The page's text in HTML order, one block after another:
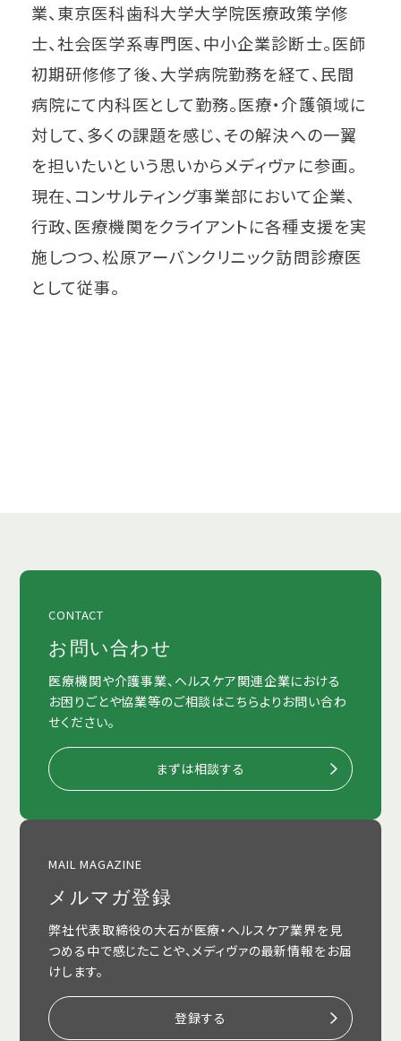
業、東京医科歯科大学大学院医療政策学修
士、社会医学系専門医、中小企業診断士。医師
初期研修修了後、大学病院勤務を経て、民間
病院にて内科医として勤務。医療・介護領域に
対して、多くの課題を感じ、その解決への一翼
を担いたいという思いからメディヴァに参画。
現在、コンサルティング事業部において企業、
行政、医療機関をクライアントに各種支援を実
施しつつ、松原アーバンクリニック訪問診療医
として従事。
CONTACT
お問い合わせ
医療機関や介護事業、ヘルスケア関連企業における
お困りごとや協業等のご相談はこちらよりお問い合わ
せください。
まずは相談する
MAIL MAGAZINE
メルマガ登録
弊社代表取締役の大石が医療・ヘルスケア業界を見
つめる中で感じたことや、メディヴァの最新情報をお届
けします。
登録する